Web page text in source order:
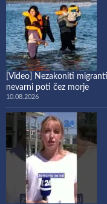
[Video] Nezakoniti
nevarni poti čez morje
10.08.2026